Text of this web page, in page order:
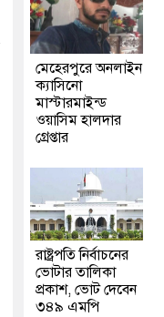
মেহেরপুরে অনলাইন
ক্যাসিনো
মাস্টারমাইন্ড
ওয়াসিম হালদার
গ্রেপ্তার
রাষ্ট্রপতি নির্বাচনের
ভোটার তালিকা
প্রকাশ, ভোট দেবেন
৩৪৯ এমপি